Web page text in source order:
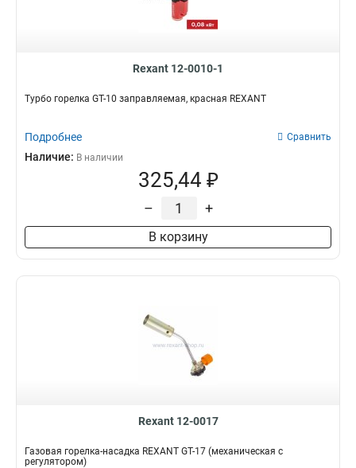
Rexant 12-0010-1
Турбо горелка GT-10 заправляемая, красная REXANT
Подробнее Сравнить
Наличие: В наличии
325,44 ₽
– +
В корзину
Rexant 12-0017
Газовая горелка-насадка REXANT GT-17 (механическая с
регулятором)